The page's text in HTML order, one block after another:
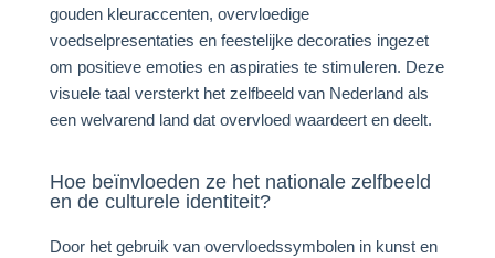
gouden kleuraccenten, overvloedige
voedselpresentaties en feestelijke decoraties ingezet
om positieve emoties en aspiraties te stimuleren. Deze
visuele taal versterkt het zelfbeeld van Nederland als
een welvarend land dat overvloed waardeert en deelt.
Hoe beïnvloeden ze het nationale zelfbeeld
en de culturele identiteit?
Door het gebruik van overvloedssymbolen in kunst en